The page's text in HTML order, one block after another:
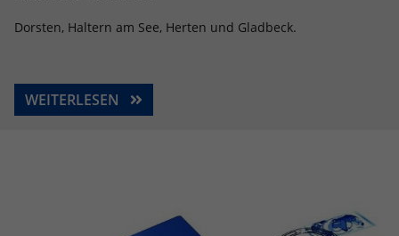
Dorsten, Haltern am See, Herten und Gladbeck.
WEITERLESEN